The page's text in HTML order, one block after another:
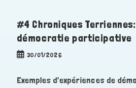
#4 Chroniques
démocratie participative
Publication
30/01/2026
Exemples d’expériences de